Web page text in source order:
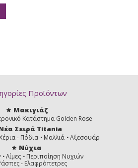
Προϊόντων
Μακιγιάζ
Κατάστημα Golden Rose
Σειρά Titania
- Πόδια Μαλλιά Αξεσουάρ
Νύχια
Λίμες
Περιποίηση Νυχιών
- Ελαφρόπετρες